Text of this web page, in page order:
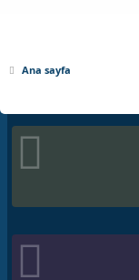
Ana sayfa